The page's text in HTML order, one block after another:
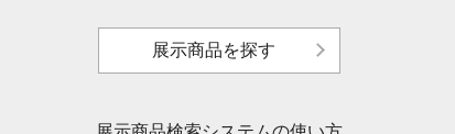
展示商品を探す